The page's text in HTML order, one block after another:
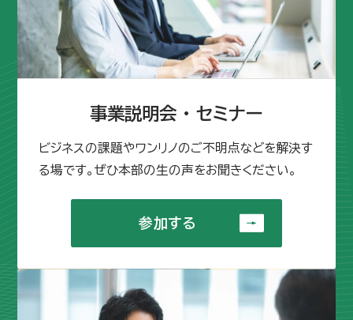
事業説明会 ・ セミナー
ビジネスの課題やワンリノのご不明点などを解決す
る場です。ぜひ本部の生の声をお聞きください。
参加する